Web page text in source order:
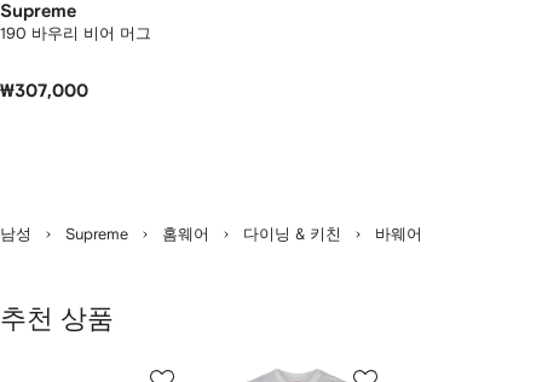
Supreme
190 바우리 비어 머그
₩307,000
남성 Supreme 홈웨어 다이닝 & 키친 바웨어
추천 상품